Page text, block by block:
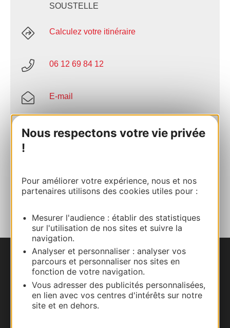
Nous respectons votre vie privée
!
Pour améliorer votre expérience, nous et nos
partenaires utilisons des cookies utiles pour :
Mesurer l'audience : établir des statistiques
sur l'utilisation de nos sites et suivre la
navigation.
Analyser et personnaliser : analyser vos
parcours et personnaliser nos sites en
fonction de votre navigation.
Vous adresser des publicités personnalisées,
en lien avec vos centres d'intérêts sur notre
site et en dehors.
SOUSTELLE
Calculez votre itinéraire
06 12 69 84 12
E-mail
Site internet
AJOUTER
Nous contacter
Carte interactive
Documentation